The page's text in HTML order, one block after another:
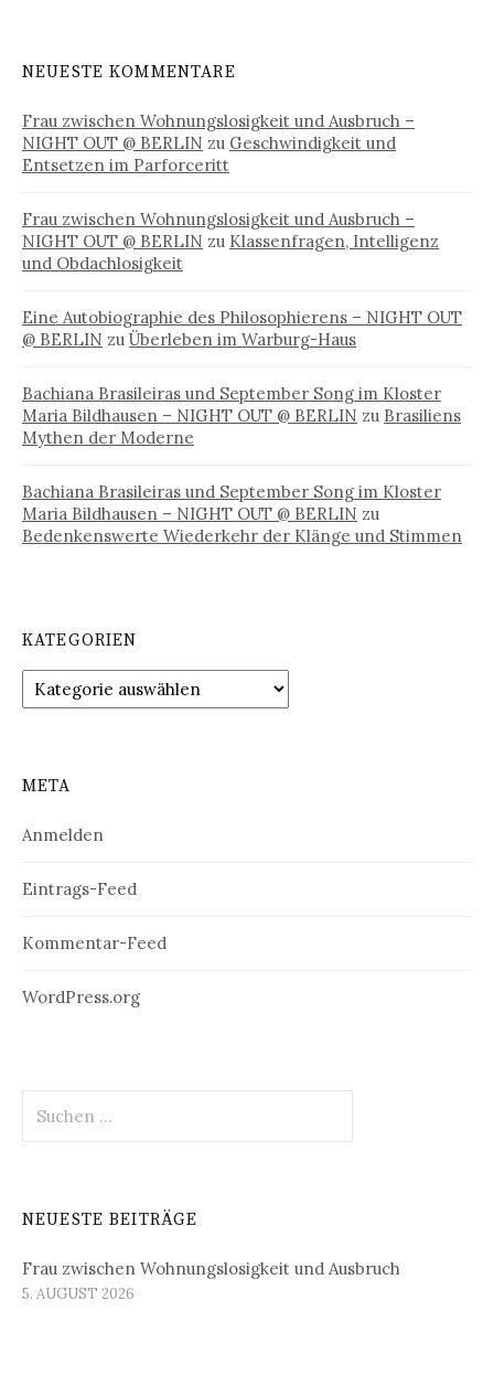
NEUESTE KOMMENTARE
Frau zwischen Wohnungslosigkeit und Ausbruch –
NIGHT OUT @ BERLIN zu Geschwindigkeit und
Entsetzen im Parforceritt
Frau zwischen Wohnungslosigkeit und Ausbruch –
NIGHT OUT @ BERLIN zu Klassenfragen, Intelligenz
und Obdachlosigkeit
Eine Autobiographie des Philosophierens – NIGHT OUT
@ BERLIN zu Überleben im Warburg-Haus
Bachiana Brasileiras und September Song im Kloster
Maria Bildhausen – NIGHT OUT @ BERLIN zu Brasiliens
Mythen der Moderne
Bachiana Brasileiras und September Song im Kloster
Maria Bildhausen – NIGHT OUT @ BERLIN zu
Bedenkenswerte Wiederkehr der Klänge und Stimmen
KATEGORIEN
Kategorien
META
Anmelden
Eintrags-Feed
Kommentar-Feed
WordPress.org
nach:
NEUESTE BEITRÄGE
Frau zwischen Wohnungslosigkeit und Ausbruch
5. AUGUST 2026